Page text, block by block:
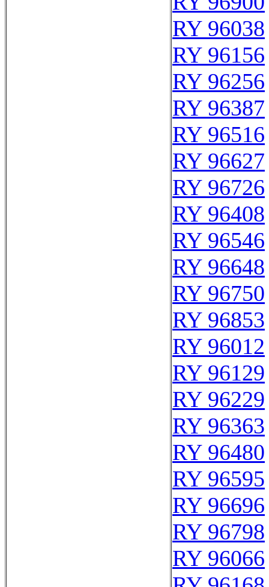
RY 96038
RY 96156
RY 96256
RY 96387
RY 96516
RY 96627
RY 96726
RY 96408
RY 96546
RY 96648
RY 96750
RY 96853
RY 96012
RY 96129
RY 96229
RY 96363
RY 96480
RY 96595
RY 96696
RY 96798
RY 96066